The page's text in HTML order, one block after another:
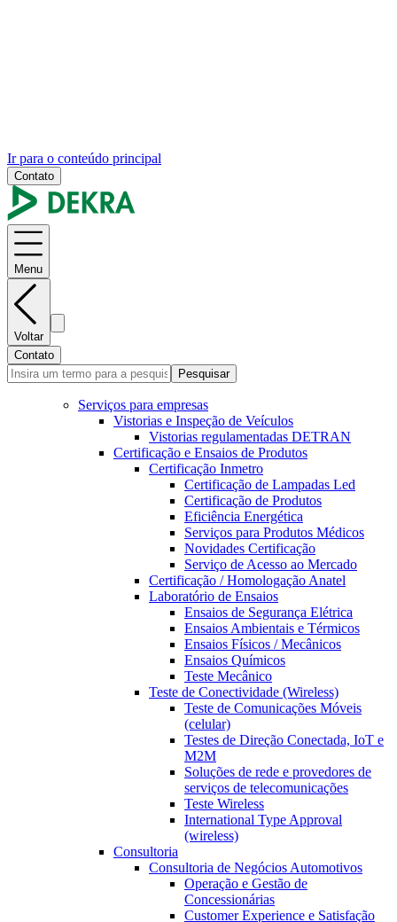
Ir para o conteúdo principal
Contato
Menu
Voltar
Contato
Pesquisar
Serviços para empresas
Vistorias e Inspeção de Veículos
Vistorias regulamentadas DETRAN
Certificação e Ensaios de Produtos
Certificação Inmetro
Certificação de Lampadas Led
Certificação de Produtos
Eficiência Energética
Serviços para Produtos Médicos
Novidades Certificação
Serviço de Acesso ao Mercado
Certificação / Homologação Anatel
Laboratório de Ensaios
Ensaios de Segurança Elétrica
Ensaios Ambientais e Térmicos
Ensaios Físicos / Mecânicos
Ensaios Químicos
Teste Mecânico
Teste de Conectividade (Wireless)
Teste de Comunicações Móveis
(celular)
Testes de Direção Conectada, IoT e
M2M
Soluções de rede e provedores de
serviços de telecomunicações
Teste Wireless
International Type Approval
(wireless)
Consultoria
Consultoria de Negócios Automotivos
Operação e Gestão de
Concessionárias
Customer Experience e Satisfação